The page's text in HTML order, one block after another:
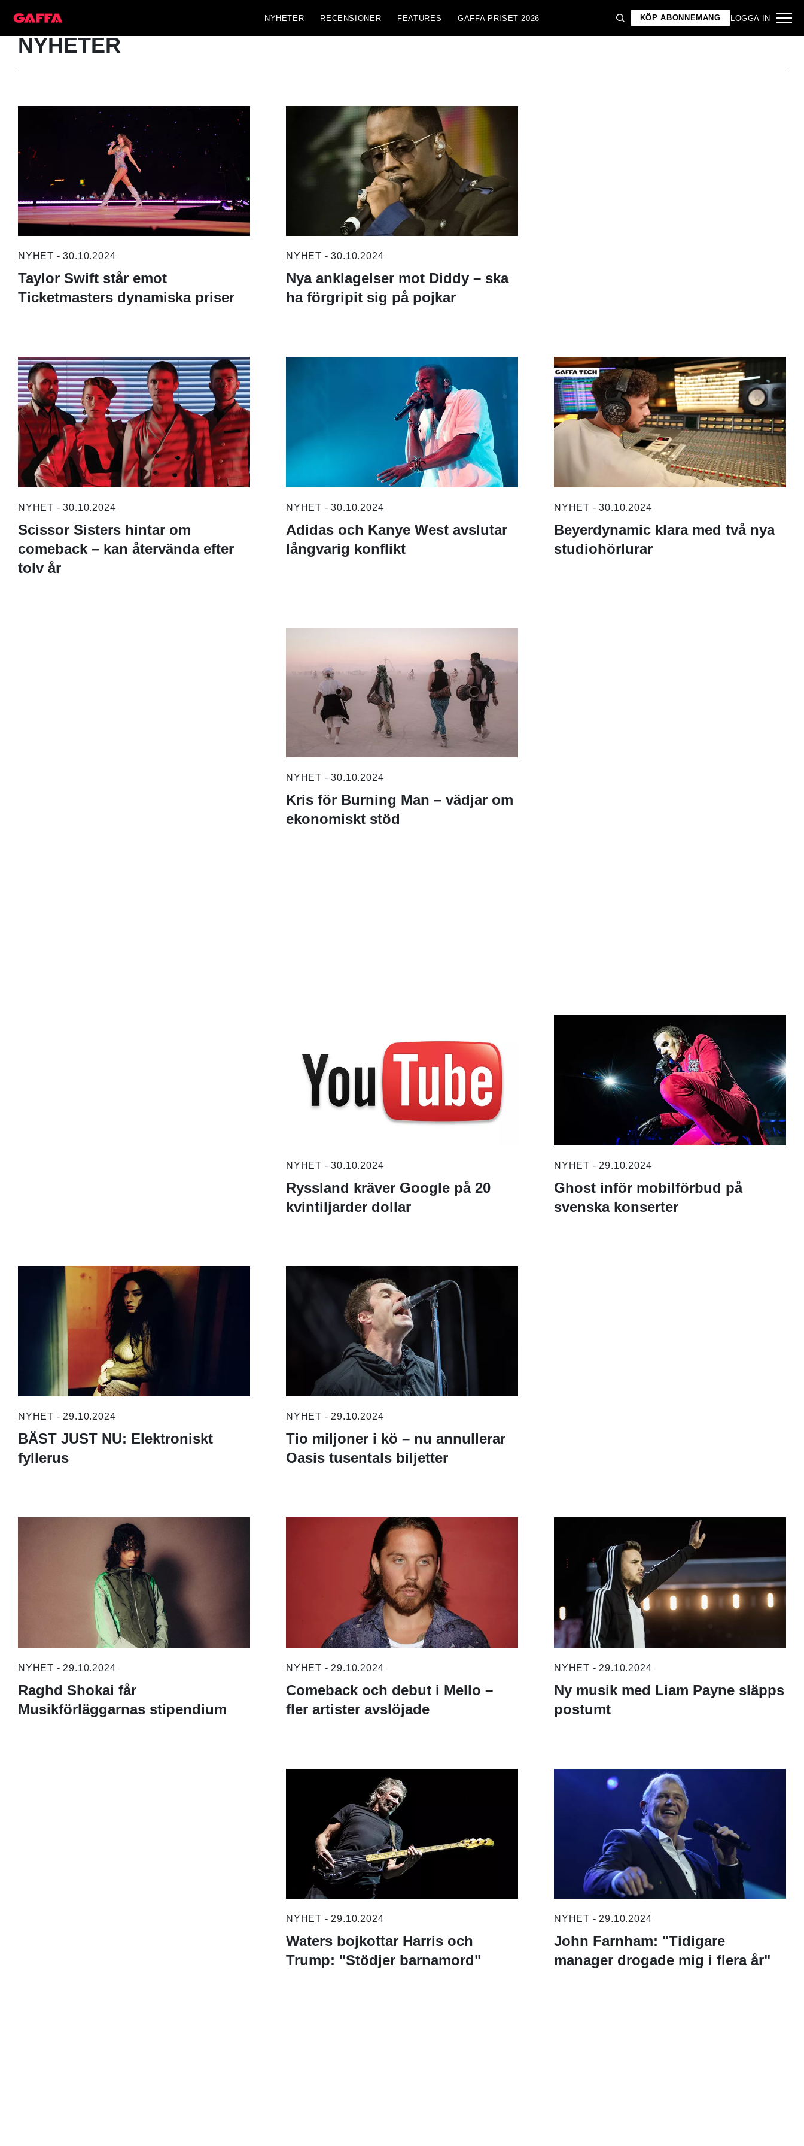
NYHETER RECENSIONER FEATURES GAFFA PRISET 2026 KÖP ABONNEMANG LOGGA IN
NYHETER
NYHET - 30.10.2024
Taylor Swift står emot
Ticketmasters dynamiska priser
NYHET - 30.10.2024
Nya anklagelser mot Diddy – ska
ha förgripit sig på pojkar
NYHET - 30.10.2024
Scissor Sisters hintar om
comeback – kan återvända efter
tolv år
NYHET - 30.10.2024
Adidas och Kanye West avslutar
långvarig konflikt
NYHET - 30.10.2024
Beyerdynamic klara med två nya
studiohörlurar
NYHET - 30.10.2024
Kris för Burning Man – vädjar om
ekonomiskt stöd
NYHET - 30.10.2024
Ryssland kräver Google på 20
kvintiljarder dollar
NYHET - 29.10.2024
Ghost inför mobilförbud på
svenska konserter
NYHET - 29.10.2024
BÄST JUST NU: Elektroniskt
fyllerus
NYHET - 29.10.2024
Tio miljoner i kö – nu annullerar
Oasis tusentals biljetter
NYHET - 29.10.2024
Raghd Shokai får
Musikförläggarnas stipendium
NYHET - 29.10.2024
Comeback och debut i Mello –
fler artister avslöjade
NYHET - 29.10.2024
Ny musik med Liam Payne släpps
postumt
NYHET - 29.10.2024
Waters bojkottar Harris och
Trump: "Stödjer barnamord"
NYHET - 29.10.2024
John Farnham: "Tidigare
manager drogade mig i flera år"